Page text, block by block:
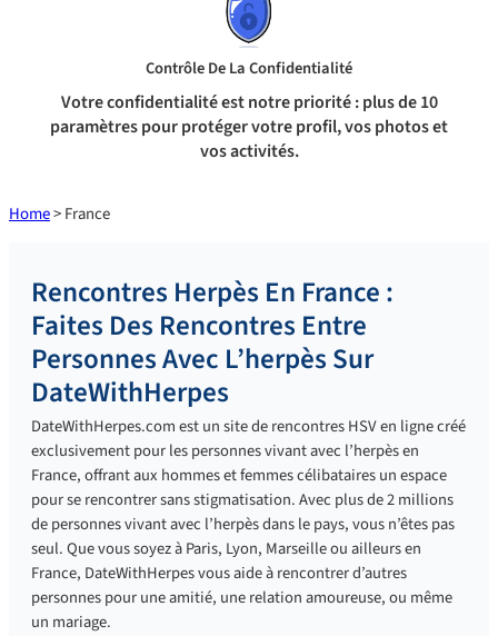
Contrôle De La Confidentialité
Votre confidentialité est notre priorité : plus de 10
paramètres pour protéger votre profil, vos photos et
vos activités.
Home> France
Rencontres Herpès En France :
Faites Des Rencontres Entre
Personnes Avec L’herpès Sur
DateWithHerpes
DateWithHerpes.com est un site de rencontres HSV en ligne créé
exclusivement pour les personnes vivant avec l’herpès en
France, offrant aux hommes et femmes célibataires un espace
pour se rencontrer sans stigmatisation. Avec plus de 2 millions
de personnes vivant avec l’herpès dans le pays, vous n’êtes pas
seul. Que vous soyez à Paris, Lyon, Marseille ou ailleurs en
France, DateWithHerpes vous aide à rencontrer d’autres
personnes pour une amitié, une relation amoureuse, ou même
un mariage.